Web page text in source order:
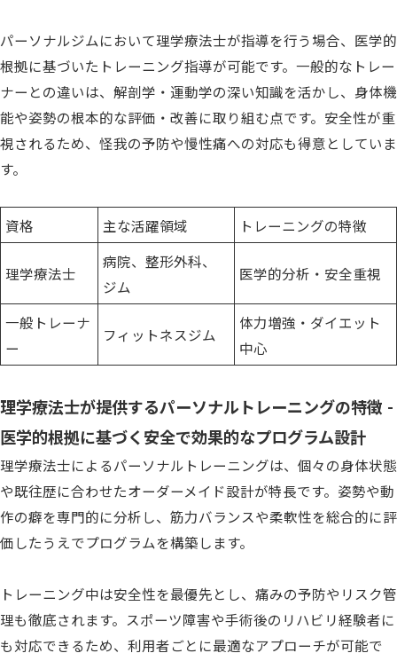
パーソナルジムにおいて理学療法士が指導を行う場合、医学的
根拠に基づいたトレーニング指導が可能です。一般的なトレー
ナーとの違いは、解剖学・運動学の深い知識を活かし、身体機
能や姿勢の根本的な評価・改善に取り組む点です。安全性が重
視されるため、怪我の予防や慢性痛への対応も得意としていま
す。
資格 主な活躍領域 トレーニングの特徴
理学療法士
病院、整形外科、
ジム
医学的分析・安全重視
一般トレーナ
ー
フィットネスジム
体力増強・ダイエット
中心
理学療法士が提供するパーソナルトレーニングの特徴 -
医学的根拠に基づく安全で効果的なプログラム設計
理学療法士によるパーソナルトレーニングは、個々の身体状態
や既往歴に合わせたオーダーメイド設計が特長です。姿勢や動
作の癖を専門的に分析し、筋力バランスや柔軟性を総合的に評
価したうえでプログラムを構築します。
トレーニング中は安全性を最優先とし、痛みの予防やリスク管
理も徹底されます。スポーツ障害や手術後のリハビリ経験者に
も対応できるため、利用者ごとに最適なアプローチが可能で